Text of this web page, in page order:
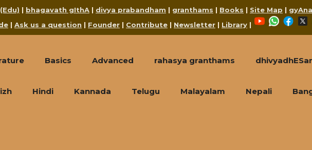
| bhagavath gIthA | divya prabandham | granthams | Books | Site Map |
| Ask us a question | Founder | Contribute | Newsletter | Library |
YouTube
Basics Advanced rahasya granthams
Hindi Kannada Telugu Malayalam Nepali